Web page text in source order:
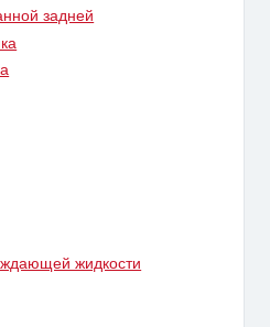
задней
жидкости